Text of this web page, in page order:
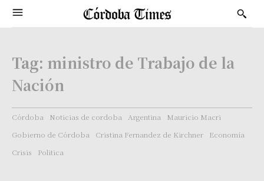
Tag: ministro de Trabajo de la
Nación
Córdoba Noticias de cordoba Argentina
Mauricio Macri
Gobierno de Córdoba
Cristina Fernandez de Kirchner
Economía
Crisis
Politica